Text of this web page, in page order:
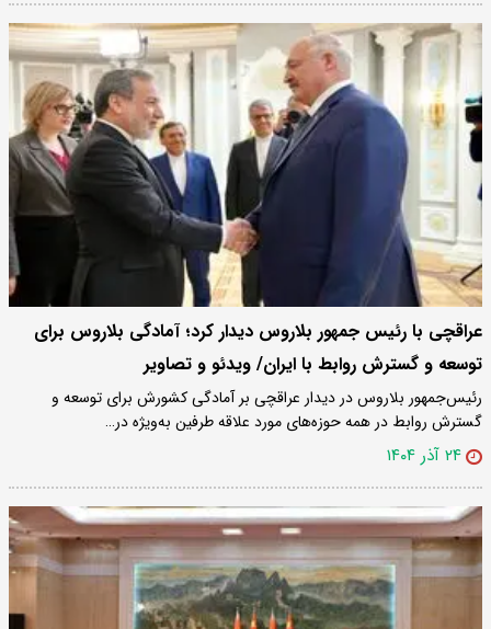
عراقچی با رئیس جمهور بلاروس دیدار کرد؛ آمادگی بلاروس برای
توسعه و گسترش روابط با ایران/ ویدئو و تصاویر
رئیس‌جمهور بلاروس در دیدار عراقچی بر آمادگی کشورش برای توسعه و
گسترش روابط در همه حوزه‌های مورد علاقه طرفین به‌ویژه در…
۲۴ آذر ۱۴۰۴